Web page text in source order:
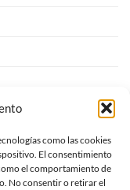
como las cookies
El consentimiento
el comportamiento de
No consentir o retirar el